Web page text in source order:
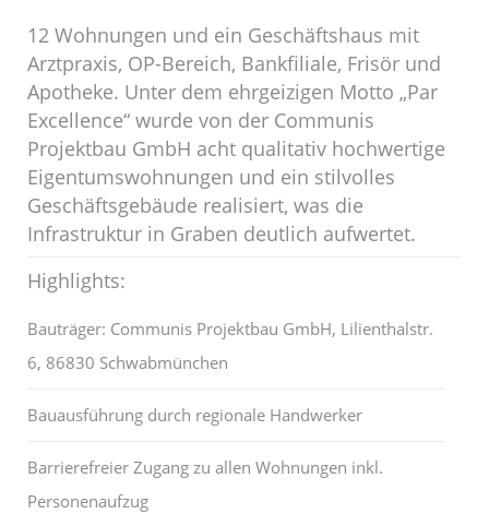
12 Wohnungen und ein Geschäftshaus mit
Arztpraxis, OP-Bereich, Bankfiliale, Frisör und
Apotheke. Unter dem ehrgeizigen Motto „Par
Excellence“ wurde von der Communis
Projektbau GmbH acht qualitativ hochwertige
Eigentumswohnungen und ein stilvolles
Geschäftsgebäude realisiert, was die
Infrastruktur in Graben deutlich aufwertet.
Highlights:
Bauträger: Communis Projektbau GmbH, Lilienthalstr.
6, 86830 Schwabmünchen
Bauausführung durch regionale Handwerker
Barrierefreier Zugang zu allen Wohnungen inkl.
Personenaufzug